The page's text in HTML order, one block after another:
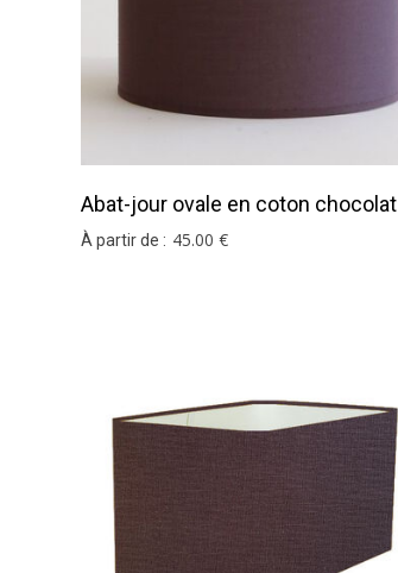
Abat-jour ovale en coton chocolat
À partir de : 45.00 €